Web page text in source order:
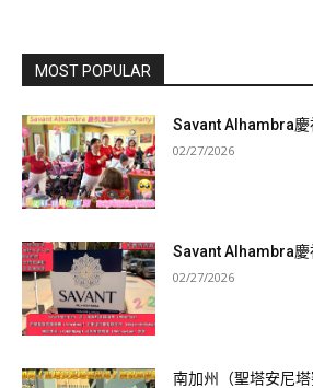
MOST POPULAR
Savant Alhambra
02/27/2026
Savant Alhambra
02/27/2026
南加州（聖塔安尼